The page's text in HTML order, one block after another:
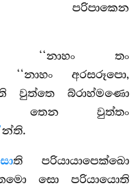
පරිපාකෙන
‘‘නාහං තං
‘‘නාහං අරසරූපො,
වුත්තෙ බ්රාහ්මණො
තෙන වුත්තං
න්ති.
ති පරියායාපෙක්ඛො
සො පරියායොති